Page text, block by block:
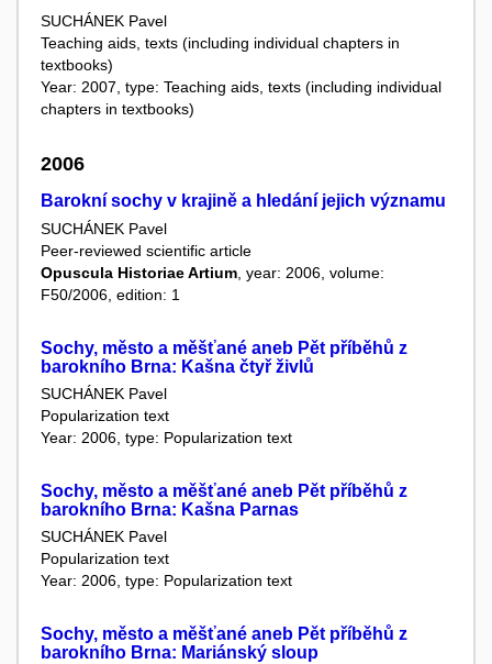
SUCHÁNEK Pavel
Teaching aids, texts (including individual chapters in
textbooks)
Year: 2007, type: Teaching aids, texts (including individual
chapters in textbooks)
2006
Barokní sochy v krajině a hledání jejich významu
SUCHÁNEK Pavel
Peer-reviewed scientific article
Opuscula Historiae Artium , year: 2006, volume:
F50/2006, edition: 1
Sochy, město a měšťané aneb Pět příběhů z
barokního Brna: Kašna čtyř živlů
SUCHÁNEK Pavel
Popularization text
Year: 2006, type: Popularization text
Sochy, město a měšťané aneb Pět příběhů z
barokního Brna: Kašna Parnas
SUCHÁNEK Pavel
Popularization text
Year: 2006, type: Popularization text
Sochy, město a měšťané aneb Pět příběhů z
barokního Brna: Mariánský sloup